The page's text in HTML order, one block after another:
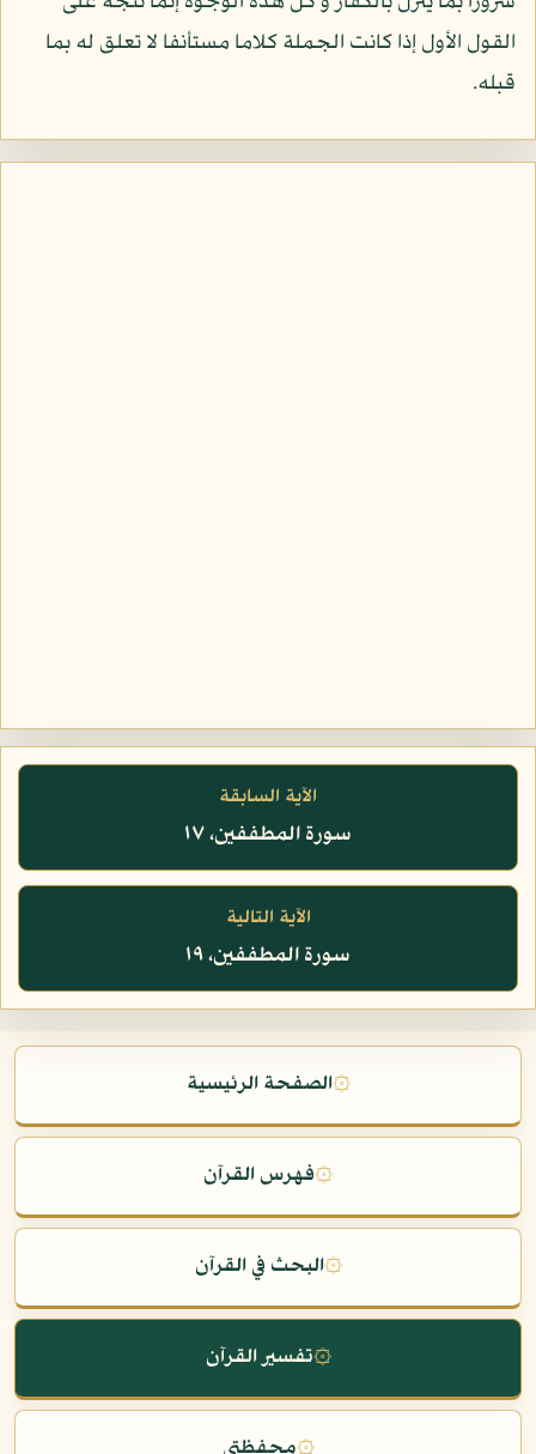
القول الأول إذا كانت الجملة كلاما مستأنفا لا تعلق له بما
قبله.
الآية السابقة
سورة المطففين، ١٧
الآية التالية
سورة المطففين، ١٩
۞الصفحة الرئيسية
۞فهرس القرآن
۞البحث في القرآن
۞تفسير القرآن